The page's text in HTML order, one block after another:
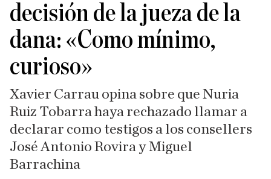
decisión de la jueza de la
dana: «Como mínimo,
curioso»
Xavier Carrau opina sobre que Nuria
Ruiz Tobarra haya rechazado llamar a
declarar como testigos a los consellers
José Antonio Rovira y Miguel
Barrachina